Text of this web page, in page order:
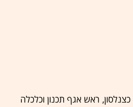
ראש אגף תכנון וכלכלה